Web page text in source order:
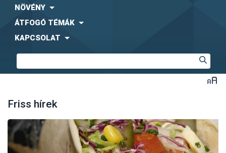
NÖVÉNY
ÁTFOGÓ TÉMÁK
KAPCSOLAT
Friss hírek